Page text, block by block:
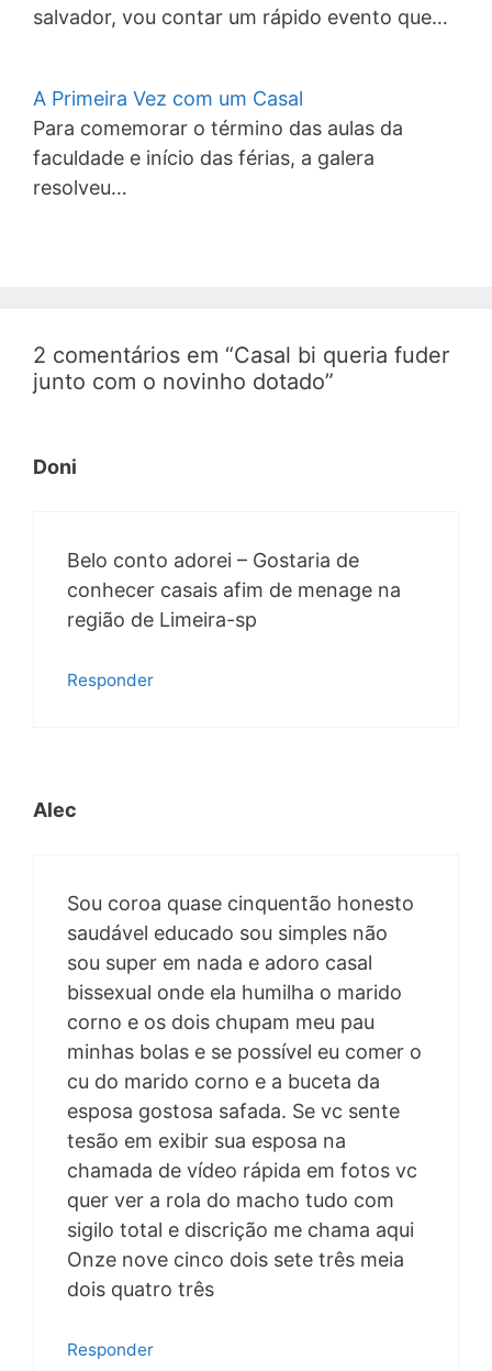
salvador, vou contar um rápido evento que…
A Primeira Vez com um Casal
Para comemorar o término das aulas da
faculdade e início das férias, a galera
resolveu…
2 comentários em “Casal bi queria fuder
junto com o novinho dotado”
Doni
Belo conto adorei – Gostaria de
conhecer casais afim de menage na
região de Limeira-sp
Responder
Alec
Sou coroa quase cinquentão honesto
saudável educado sou simples não
sou super em nada e adoro casal
bissexual onde ela humilha o marido
corno e os dois chupam meu pau
minhas bolas e se possível eu comer o
cu do marido corno e a buceta da
esposa gostosa safada. Se vc sente
tesão em exibir sua esposa na
chamada de vídeo rápida em fotos vc
quer ver a rola do macho tudo com
sigilo total e discrição me chama aqui
Onze nove cinco dois sete três meia
dois quatro três
Responder